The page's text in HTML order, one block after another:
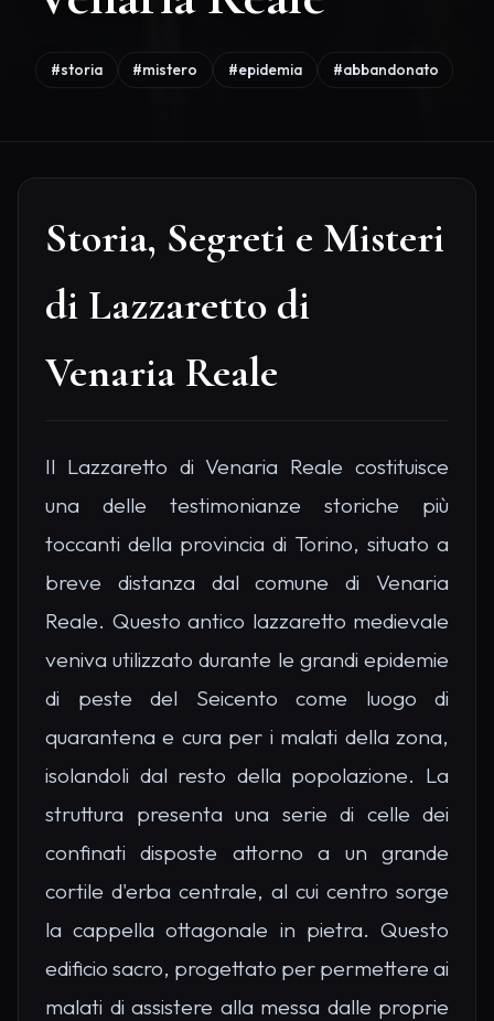
#storia #mistero #epidemia #abbandonato
Storia, Segreti e Misteri
di Lazzaretto di
Venaria Reale
Il Lazzaretto di Venaria Reale costituisce
una delle testimonianze storiche più
toccanti della provincia di Torino, situato a
breve distanza dal comune di Venaria
Reale. Questo antico lazzaretto medievale
veniva utilizzato durante le grandi epidemie
di peste del Seicento come luogo di
quarantena e cura per i malati della zona,
isolandoli dal resto della popolazione. La
struttura presenta una serie di celle dei
confinati disposte attorno a un grande
cortile d'erba centrale, al cui centro sorge
la cappella ottagonale in pietra. Questo
edificio sacro, progettato per permettere ai
malati di assistere alla messa dalle proprie